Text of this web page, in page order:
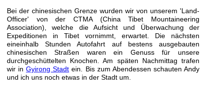
Bei der chinesischen Grenze wurden wir von unserem 'Land-
Officer' von der CTMA (China Tibet Mountaineering
Association), welche die Aufsicht und Überwachung der
Expeditionen in Tibet vornimmt, erwartet. Die nächsten
eineinhalb Stunden Autofahrt auf bestens ausgebauten
chinesischen Straßen waren ein Genuss für unsere
durchgeschüttelten Knochen. Am späten Nachmittag trafen
wir inGyirong Stadt ein. Bis zum Abendessen schauten Andy
und ich uns noch etwas in der Stadt um.